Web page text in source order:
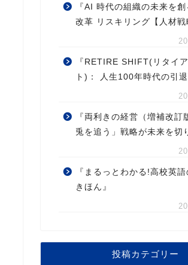
『AI 時代の組織の未来を
改革 リスキリング【人材戦
『RETIRE SHIFT(リタイ
ト)： 人生100年時代の引退
『両利きの経営（増補改訂
兎を追う」戦略が未来を切
『まるっとわかる!高校英
きほん』
投稿カテゴリー